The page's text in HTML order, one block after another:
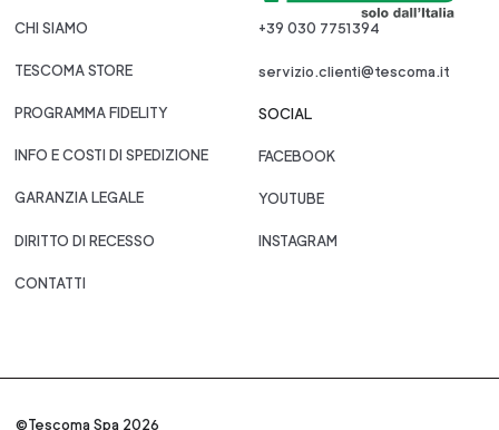
CHI SIAMO
TESCOMA STORE
PROGRAMMA FIDELITY
INFO E COSTI DI SPEDIZIONE
GARANZIA LEGALE
DIRITTO DI RECESSO
CONTATTI
+39 030 7751394
servizio.clienti@tescoma.it
SOCIAL
FACEBOOK
YOUTUBE
INSTAGRAM
©Tescoma Spa 2026